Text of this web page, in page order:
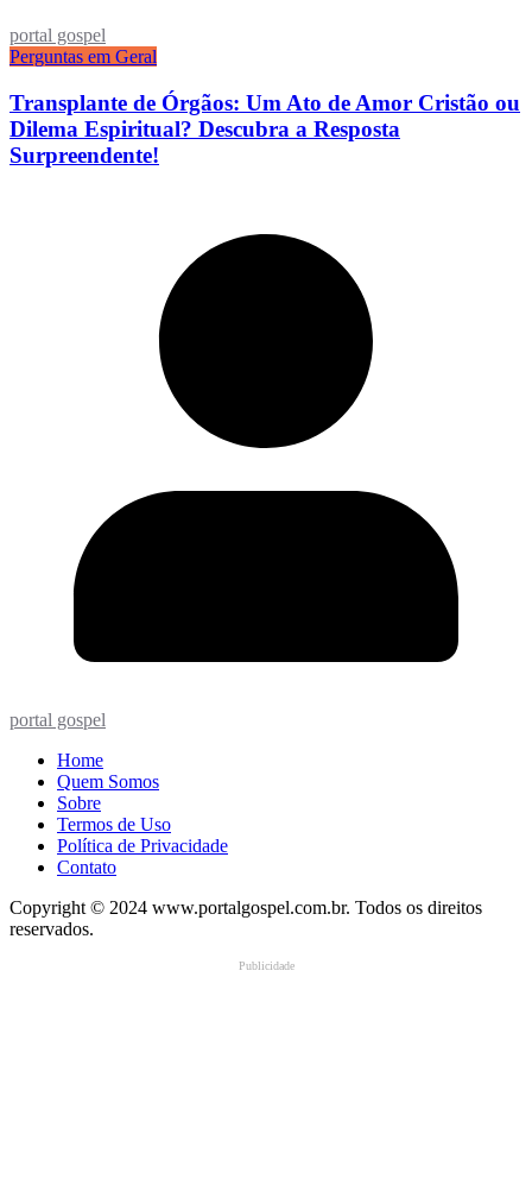
portal gospel
Perguntas em Geral
Transplante de Órgãos: Um Ato de Amor Cristão ou
Dilema Espiritual? Descubra a Resposta
Surpreendente!
portal gospel
Home
Quem Somos
Sobre
Termos de Uso
Política de Privacidade
Contato
Copyright © 2024 www.portalgospel.com.br. Todos os direitos
reservados.
Publicidade